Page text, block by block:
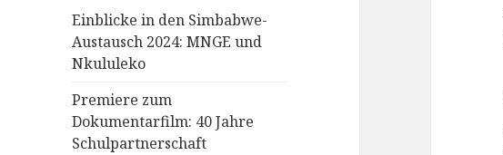
Einblicke in den Simbabwe-
Austausch 2024: MNGE und
Nkululeko
Premiere zum
Dokumentarfilm: 40 Jahre
Schulpartnerschaft